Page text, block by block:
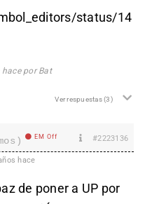
status/14
por Bat
Ver respuestas(3)
EM Off #2223136
hace
de poner a UP por